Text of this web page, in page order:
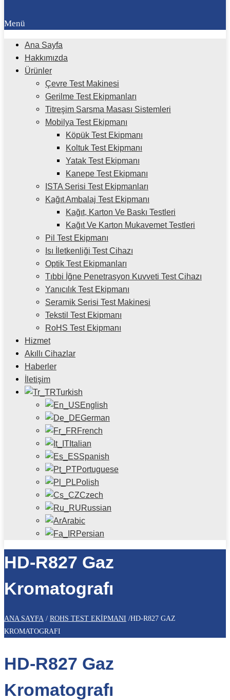
Menü
Ana Sayfa
Hakkımızda
Ürünler
Çevre Test Makinesi
Gerilme Test Ekipmanları
Titreşim Sarsma Masası Sistemleri
Mobilya Test Ekipmanı
Köpük Test Ekipmanı
Koltuk Test Ekipmanı
Yatak Test Ekipmanı
Kanepe Test Ekipmanı
ISTA Serisi Test Ekipmanları
Kağıt Ambalaj Test Ekipmanı
Kağıt, Karton Ve Baskı Testleri
Kağıt Ve Karton Mukavemet Testleri
Pil Test Ekipmanı
Isı İletkenliği Test Cihazı
Optik Test Ekipmanları
Tıbbi İğne Penetrasyon Kuvveti Test Cihazı
Yanıcılık Test Ekipmanı
Seramik Serisi Test Makinesi
Tekstil Test Ekipmanı
RoHS Test Ekipmanı
Hizmet
Akıllı Cihazlar
Haberler
İletişim
Turkish
English
German
French
Italian
Spanish
Portuguese
Polish
Czech
Russian
Arabic
Persian
HD-R827 Gaz
Kromatografı
ANA SAYFA / ROHS TEST EKIPMANI /HD-R827 GAZ
KROMATOGRAFI
HD-R827 Gaz
Kromatografı